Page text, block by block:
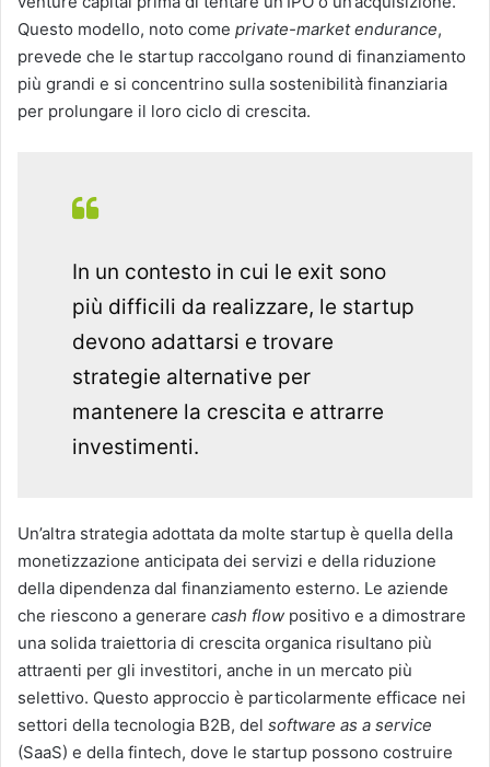
Questo modello, noto come private-market endurance,
prevede che le startup raccolgano round di finanziamento
più grandi e si concentrino sulla sostenibilità finanziaria
per prolungare il loro ciclo di crescita.
In un contesto in cui le exit sono
più difficili da realizzare, le startup
devono adattarsi e trovare
strategie alternative per
mantenere la crescita e attrarre
investimenti.
Un’altra strategia adottata da molte startup è quella della
monetizzazione anticipata dei servizi e della riduzione
della dipendenza dal finanziamento esterno. Le aziende
che riescono a generare cash flow positivo e a dimostrare
una solida traiettoria di crescita organica risultano più
attraenti per gli investitori, anche in un mercato più
selettivo. Questo approccio è particolarmente efficace nei
settori della tecnologia B2B, del software as a service
(SaaS) e della fintech, dove le startup possono costruire